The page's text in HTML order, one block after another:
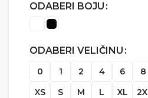
ODABERI BOJU
ODABERI VELIČINU
0 1 2 4 6 8
XS
S M L XL